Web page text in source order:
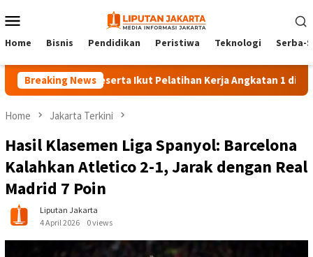
to
Menu
Home Bisnis Pendidikan Peristiwa Teknologi Serba-
Breaking News
140 Peserta Ikut Pelatihan Kerja Angkatan 1 di PPKD
Home Jakarta Terkini
Hasil Klasemen Liga Spanyol: Barcelona
Kalahkan Atletico 2-1, Jarak dengan Real
Madrid 7 Poin
Liputan Jakarta
4 April 2026
0 views